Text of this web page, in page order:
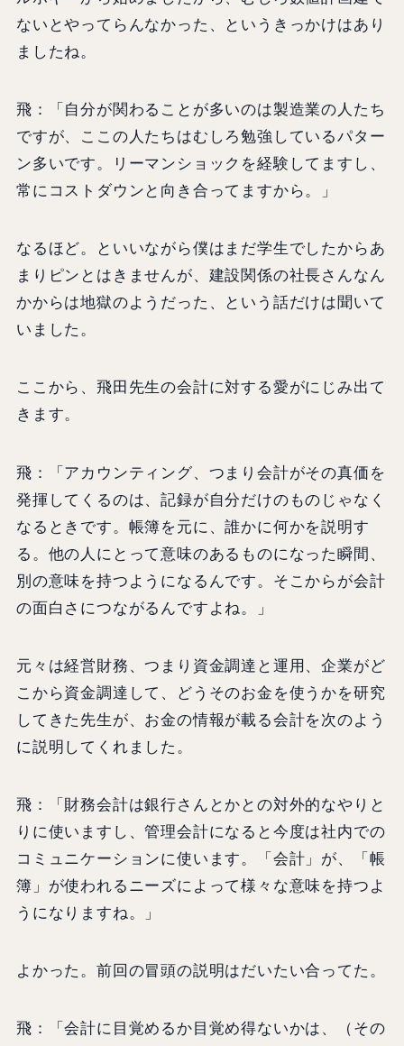
ないとやってらんなかった、というきっかけはあり
ましたね。
飛：「自分が関わることが多いのは製造業の人たち
ですが、ここの人たちはむしろ勉強しているパター
ン多いです。リーマンショックを経験してますし、
常にコストダウンと向き合ってますから。」
なるほど。といいながら僕はまだ学生でしたからあ
まりピンとはきませんが、建設関係の社長さんなん
かからは地獄のようだった、という話だけは聞いて
いました。
ここから、飛田先生の会計に対する愛がにじみ出て
きます。
飛：「アカウンティング、つまり会計がその真価を
発揮してくるのは、記録が自分だけのものじゃなく
なるときです。帳簿を元に、誰かに何かを説明す
る。他の人にとって意味のあるものになった瞬間、
別の意味を持つようになるんです。そこからが会計
の面白さにつながるんですよね。」
元々は経営財務、つまり資金調達と運用、企業がど
こから資金調達して、どうそのお金を使うかを研究
してきた先生が、お金の情報が載る会計を次のよう
に説明してくれました。
飛：「財務会計は銀行さんとかとの対外的なやりと
りに使いますし、管理会計になると今度は社内での
コミュニケーションに使います。「会計」が、「帳
簿」が使われるニーズによって様々な意味を持つよ
うになりますね。」
よかった。前回の冒頭の説明はだいたい合ってた。
飛：「会計に目覚めるか目覚め得ないかは、（その